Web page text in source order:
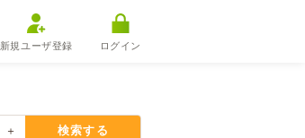
新規ユーザ登録 ログイン
検索する